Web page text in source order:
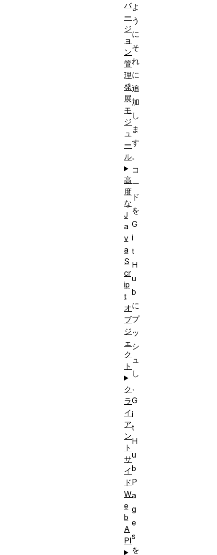
よ
う
に
そ
れ
に
追
加
し
ま
す
。
コ
ー
ド
を
G
i
t
H
u
b
に
プ
ッ
シ
ュ
し
G
i
t
H
u
b
P
a
g
e
s
を
バ
ー
ジ
ョ
ン
管
理
発
展
モ
ジ
ュ
ー
ル
高
度
な
J
a
v
a
S
cr
ip
t
オ
ブ
ジ
ェ
ク
ト
ク
ラ
イ
ア
ン
ト
サ
イ
ド
W
e
b
A
PI